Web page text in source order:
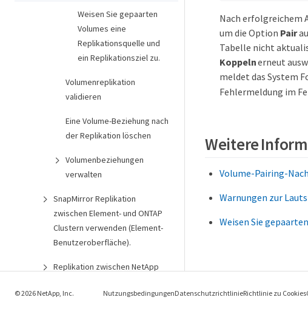
Weisen Sie gepaarten
Volumes eine
Replikationsquelle und
ein Replikationsziel zu.
Volumenreplikation
validieren
Eine Volume-Beziehung nach
der Replikation löschen
Volumenbeziehungen
verwalten
SnapMirror Replikation
zwischen Element- und ONTAP
Clustern verwenden (Element-
Benutzeroberfläche).
Replikation zwischen NetApp
(ONTAP CLI)
Nach erfolgreichem
um die Option Pair
Tabelle nicht
Koppelnerneut
meldet das System
Fehlermeldung im
Weitere
Volume-Pairing-
Warnungen zur
Weisen Sie
© 2026 NetApp, Inc. NutzungsbedingungenDatenschutzrichtlinieRichtlinie zu Cookies